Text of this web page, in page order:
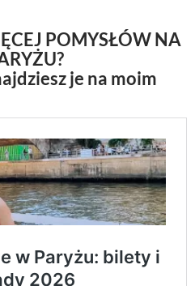
POMYSŁÓW NA
je na moim